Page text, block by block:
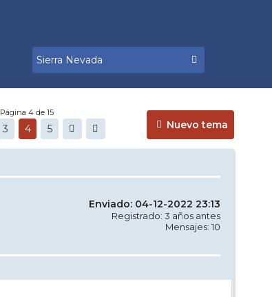
Nuevo tema
Página 4 de 15
3 4 5
Enviado: 04-12-2022 23:13
Registrado: 3 años antes
Mensajes: 10